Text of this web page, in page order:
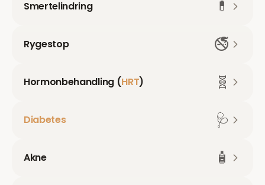
Smertelindring 💊
Rygestop 🚭
Hormonbehandling (HRT) 🧬
Diabetes 🩺
Akne 🧴